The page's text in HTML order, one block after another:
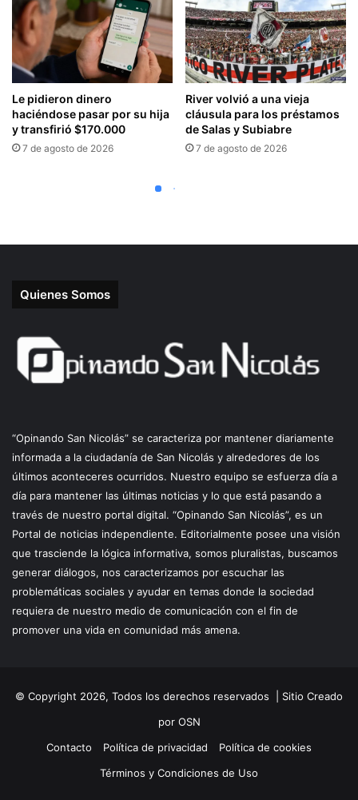
Quienes Somos
“Opinando San Nicolás” se caracteriza por mantener diariamente
informada a la ciudadanía de San Nicolás y alrededores de los
últimos aconteceres ocurridos. Nuestro equipo se esfuerza día a
día para mantener las últimas noticias y lo que está pasando a
través de nuestro portal digital. “Opinando San Nicolás”, es un
Portal de noticias independiente. Editorialmente posee una visión
que trasciende la lógica informativa, somos pluralistas, buscamos
generar diálogos, nos caracterizamos por escuchar las
problemáticas sociales y ayudar en temas donde la sociedad
requiera de nuestro medio de comunicación con el fin de
promover una vida en comunidad más amena.
© Copyright 2026, Todos los derechos reservados | Sitio Creado
por OSN
Contacto
Política de privacidad
Política de cookies
Términos y Condiciones de Uso